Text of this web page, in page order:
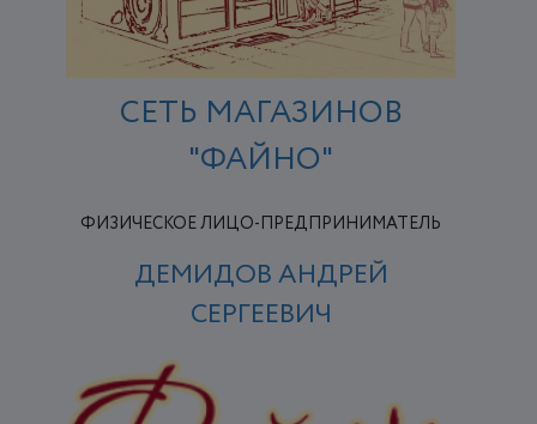
СЕТЬ МАГАЗИНОВ
"ФАЙНО"
ФИЗИЧЕСКОЕ ЛИЦО-ПРЕДПРИНИМАТЕЛЬ
ДЕМИДОВ АНДРЕЙ
СЕРГЕЕВИЧ